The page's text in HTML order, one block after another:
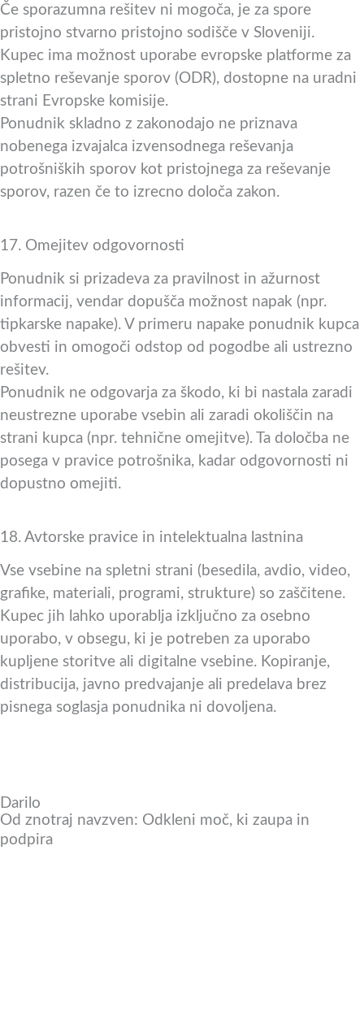
Če sporazumna rešitev ni mogoča, je za spore
pristojno stvarno pristojno sodišče v Sloveniji.
Kupec ima možnost uporabe evropske platforme za
spletno reševanje sporov (ODR), dostopne na uradni
strani Evropske komisije.
Ponudnik skladno z zakonodajo ne priznava
nobenega izvajalca izvensodnega reševanja
potrošniških sporov kot pristojnega za reševanje
sporov, razen če to izrecno določa zakon.
17. Omejitev odgovornosti
Ponudnik si prizadeva za pravilnost in ažurnost
informacij, vendar dopušča možnost napak (npr.
tipkarske napake). V primeru napake ponudnik kupca
obvesti in omogoči odstop od pogodbe ali ustrezno
rešitev.
Ponudnik ne odgovarja za škodo, ki bi nastala zaradi
neustrezne uporabe vsebin ali zaradi okoliščin na
strani kupca (npr. tehnične omejitve). Ta določba ne
posega v pravice potrošnika, kadar odgovornosti ni
dopustno omejiti.
18. Avtorske pravice in intelektualna lastnina
Vse vsebine na spletni strani (besedila, avdio, video,
grafike, materiali, programi, strukture) so zaščitene.
Kupec jih lahko uporablja izključno za osebno
uporabo, v obsegu, ki je potreben za uporabo
kupljene storitve ali digitalne vsebine. Kopiranje,
distribucija, javno predvajanje ali predelava brez
pisnega soglasja ponudnika ni dovoljena.
Darilo
Od znotraj navzven: Odkleni moč, ki zaupa in
podpira